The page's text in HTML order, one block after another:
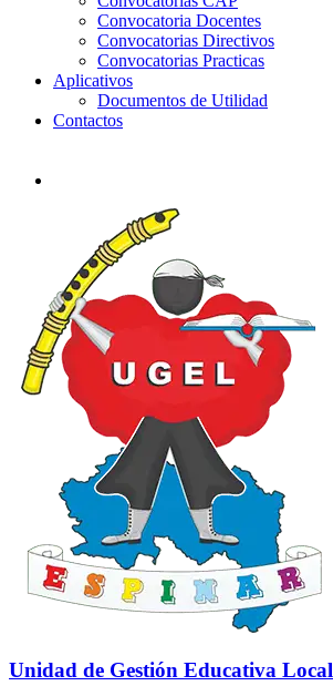
Convocatoria Docentes
Convocatorias Directivos
Convocatorias Practicas
Aplicativos
Documentos de Utilidad
Contactos
Unidad de Gestión Educativa Local